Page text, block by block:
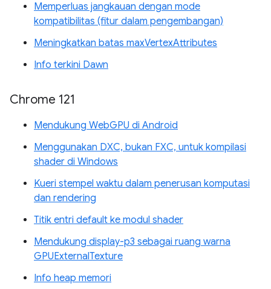
Memperluas jangkauan dengan mode
kompatibilitas (fitur dalam pengembangan)
Meningkatkan batas maxVertexAttributes
Info terkini Dawn
Chrome 121
Mendukung WebGPU di Android
Menggunakan DXC, bukan FXC, untuk kompilasi
shader di Windows
Kueri stempel waktu dalam penerusan komputasi
dan rendering
Titik entri default ke modul shader
Mendukung display-p3 sebagai ruang warna
GPUExternalTexture
Info heap memori